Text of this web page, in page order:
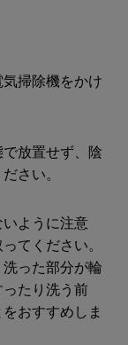
掃除機をかけ
放置せず、陰
さい。
ように注意
てください。
った部分が輪
たり洗う前
おすすめしま